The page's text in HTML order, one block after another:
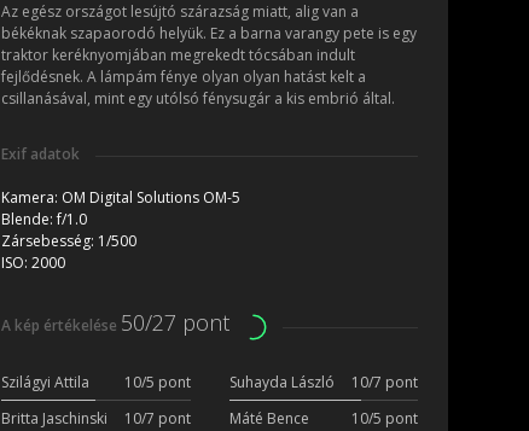
Az egész országot lesújtó szárazság miatt, alig van a
békéknak szapaorodó helyük. Ez a barna varangy pete is egy
traktor keréknyomjában megrekedt tócsában indult
fejlődésnek. A lámpám fénye olyan olyan hatást kelt a
csillanásával, mint egy utólsó fénysugár a kis embrió által.
Exif adatok
Kamera: OM Digital Solutions OM-5
Blende:f/1.0
Zársebesség: 1/500
ISO: 2000
A kép értékelése 50/27 pont
Szilágyi Attila 10/5 pont Suhayda László
10/7 pont
Britta Jaschinski
10/7 pont Máté Bence
10/5 pont